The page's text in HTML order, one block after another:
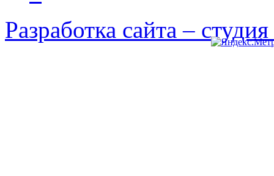
Разработка сайта –